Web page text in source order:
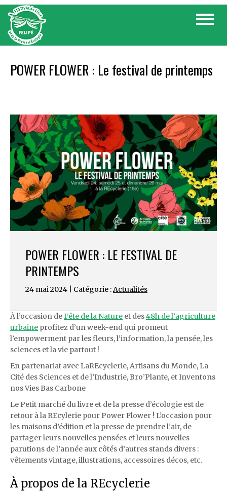
Skip
content
Toggle
POWER FLOWER : Le festival de printemps
POWER FLOWER : LE FESTIVAL DE
PRINTEMPS
24 mai 2024 | Catégorie :Actualités
À l’occasion deFête de la Nature et des48h de l’agriculture
urbaine profitez d’un week-end qui promeut
l’empowerment par les fleurs, l’information, la pensée, les
sciences et la vie partout !
En partenariat avec LaREcyclerie, Artisans du Monde, La
Cité des Sciences et de l’Industrie, Bro’Plante, et Inventons
nos Vies Bas Carbone
Le Petit marché du livre et de la presse d’écologie est de
retour à la REcylerie pour Power Flower ! L’occasion pour
les maisons d’édition et la presse de prendre l’air, de
partager leurs nouvelles pensées et leurs nouvelles
parutions de l’année aux côtés d’autres stands divers :
vêtements vintage, illustrations, accessoires décos, etc.
À propos de la REcyclerie